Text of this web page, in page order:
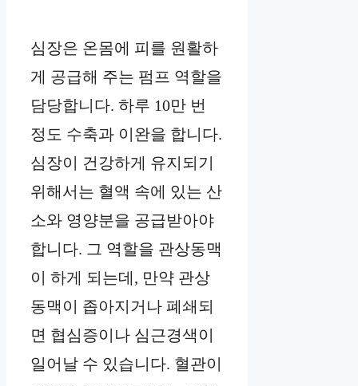
심장은 온몸에 피를 원활하
게 공급해 주는 펌프 역할을
담당합니다. 하루 10만 번
정도 수축과 이완을 합니다.
심장이 건강하게 유지되기
위해서는 혈액 속에 있는 산
소와 영양분을 공급받아야
합니다. 그 역할을 관상동맥
이 하게 되는데, 만약 관상
동맥이 좁아지거나 폐쇄되
면 협심증이나 심근경색이
일어날 수 있습니다. 혈관이